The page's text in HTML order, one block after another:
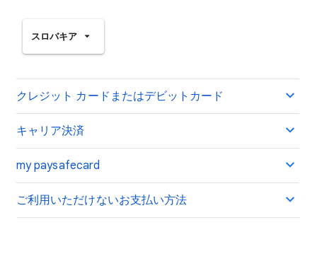
スロバキア
クレジット カードまたはデビットカード
キャリア決済
my paysafecard
ご利用いただけないお支払い方法